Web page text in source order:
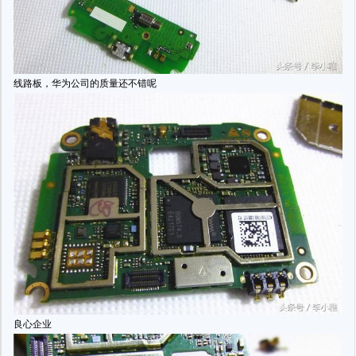
线路板，华为公司的质量还不错呢
良心企业